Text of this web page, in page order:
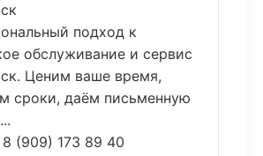
подход к
обслуживание и сервис
Ценим ваше время,
сроки, даём письменную
8 (909) 173 89 40